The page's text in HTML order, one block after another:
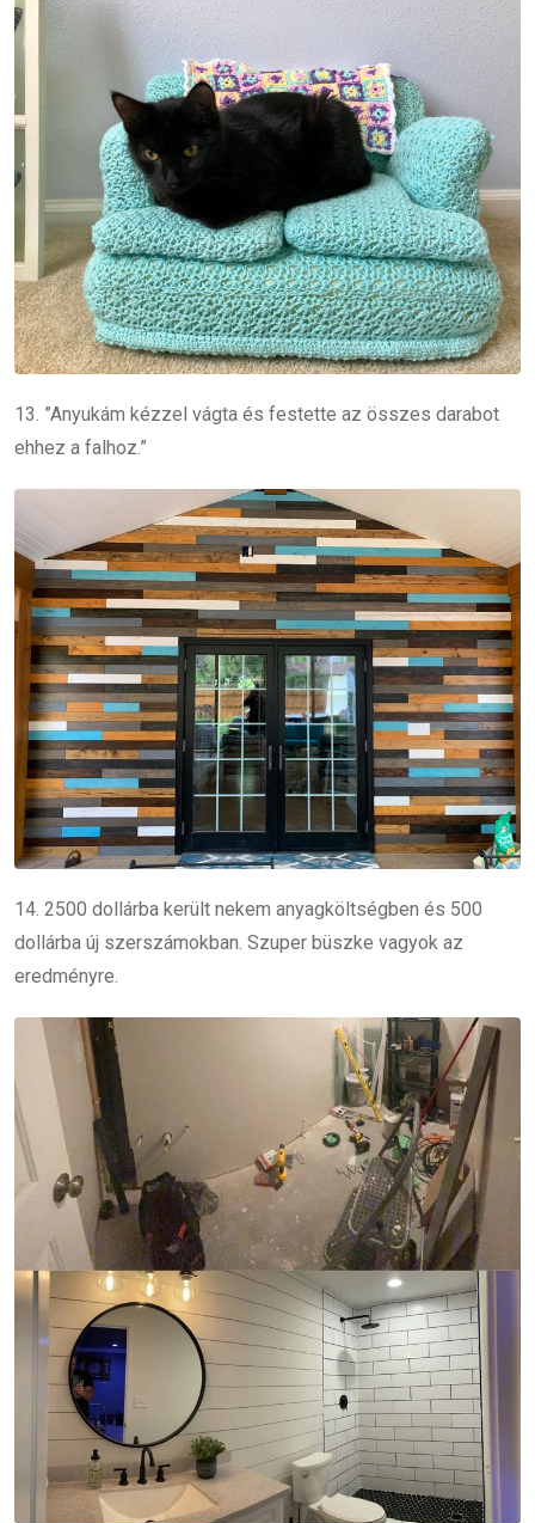
13. ”Anyukám kézzel vágta és festette az összes darabot
ehhez a falhoz.”
14. 2500 dollárba került nekem anyagköltségben és 500
dollárba új szerszámokban. Szuper büszke vagyok az
eredményre.